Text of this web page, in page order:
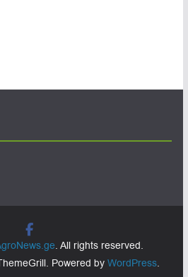
. All rights reserved.
Powered byWordPress.